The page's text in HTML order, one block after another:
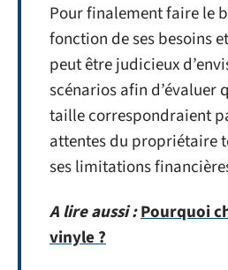
Pour finalement faire le
fonction de ses besoins
peut être judicieux
scénarios afin d’évaluer
taille correspondraient
attentes du propriétaire
ses limitations
A lire aussi :Pourquoi
vinyle ?